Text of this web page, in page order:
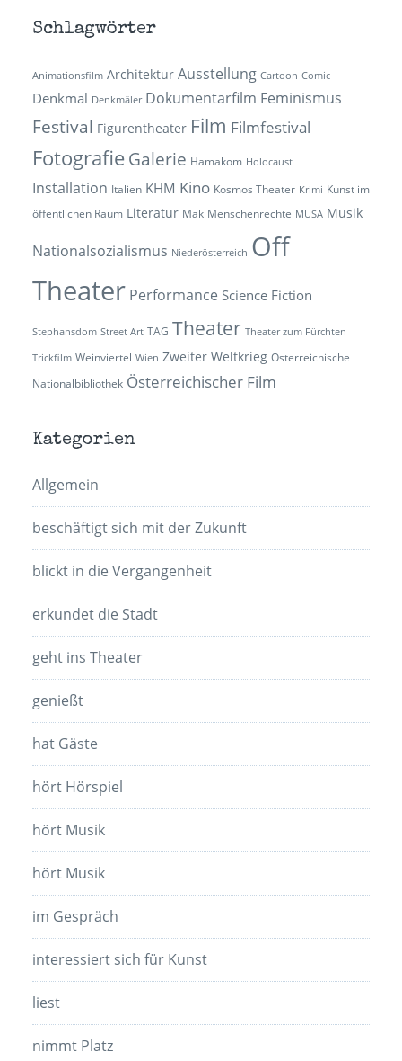
Schlagwörter
Animationsfilm Architektur Ausstellung Cartoon Comic
Denkmal Denkmäler Dokumentarfilm Feminismus
Festival Figurentheater Film Filmfestival
Fotografie Galerie Hamakom Holocaust
Installation Italien KHM Kino Kosmos Theater Krimi Kunst im
öffentlichen Raum Literatur Mak Menschenrechte MUSA Musik
Nationalsozialismus Niederösterreich Off
Theater Performance Science Fiction
Stephansdom Street Art TAG Theater Theater zum Fürchten
Trickfilm Weinviertel Wien Zweiter Weltkrieg Österreichische
Nationalbibliothek Österreichischer Film
Kategorien
Allgemein
beschäftigt sich mit der Zukunft
blickt in die Vergangenheit
erkundet die Stadt
geht ins Theater
genießt
hat Gäste
hört Hörspiel
hört Musik
hört Musik
im Gespräch
interessiert sich für Kunst
liest
nimmt Platz